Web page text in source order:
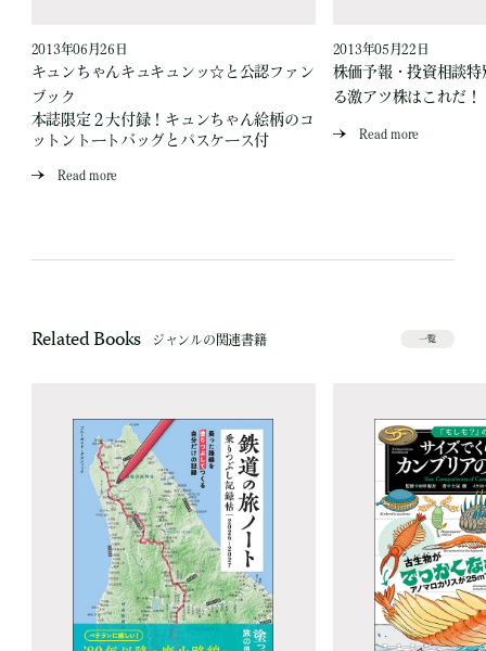
2013年06月26日
キュンちゃんキュキュンッ☆と公認ファン
ブック
本誌限定２大付録！キュンちゃん絵柄のコ
ットントートバッグとパスケース付
Read more
2013年05月22日
株価予報・投資相談
る激アツ株はこれだ！
Read more
Related Books ジャンルの関連書籍 一覧